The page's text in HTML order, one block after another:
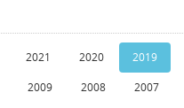
2021 2020 2019
2009 2008 2007